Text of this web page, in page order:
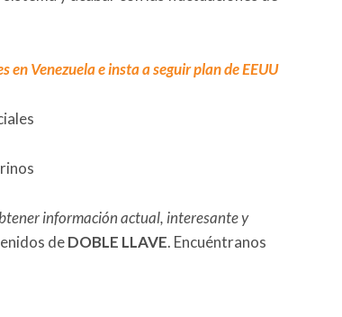
en Venezuela e insta a seguir plan de EEUU
información actual, interesante y
deDOBLE LLAVE. Encuéntranos